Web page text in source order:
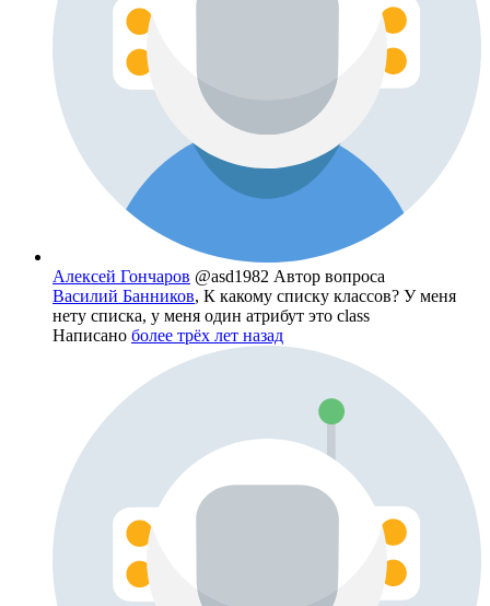
Алексей Гончаров @asd1982 Автор вопроса
Василий Банников, К какому списку классов? У меня
нету списка, у меня один атрибут это class
Написано более трёх лет назад